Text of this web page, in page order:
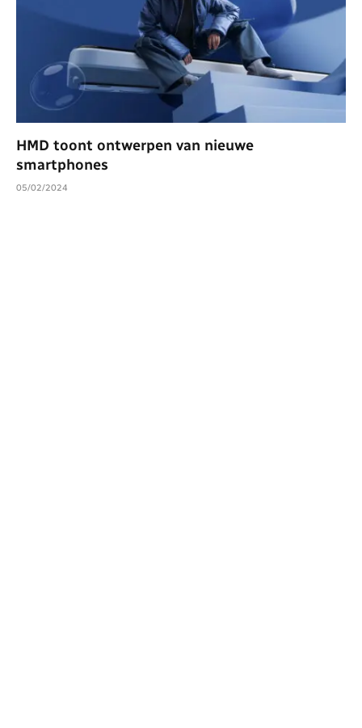
HMD toont ontwerpen van nieuwe
smartphones
05/02/2024